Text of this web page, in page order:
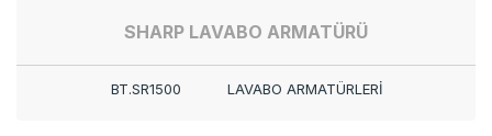
SHARP LAVABO ARMATÜRÜ
BT.SR1500 LAVABO ARMATÜRLERİ